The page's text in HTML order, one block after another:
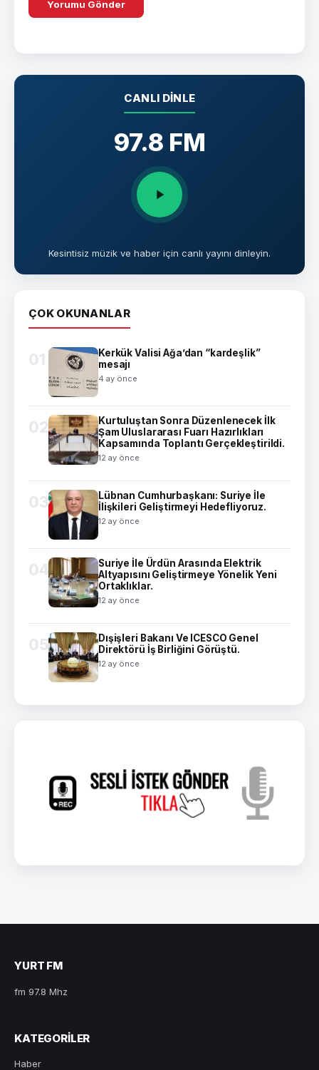
CANLI DINLE
97.8 FM
Kesintisiz müzik ve haber için canlı yayını dinleyin.
ÇOK OKUNANLAR
01
Kerkük Valisi Ağa’dan “kardeşlik”
mesajı
4 ay önce
02
Kurtuluştan Sonra Düzenlenecek İlk
Şam Uluslararası Fuarı Hazırlıkları
Kapsamında Toplantı Gerçekleştirildi.
12 ay önce
03
Lübnan Cumhurbaşkanı: Suriye İle
İlişkileri Geliştirmeyi Hedefliyoruz.
12 ay önce
04
Suriye İle Ürdün Arasında Elektrik
Altyapısını Geliştirmeye Yönelik Yeni
Ortaklıklar.
12 ay önce
05
Dışişleri Bakanı Ve ICESCO Genel
Direktörü İş Birliğini Görüştü.
12 ay önce
YURT FM
fm 97.8 Mhz
KATEGORILER
Haber